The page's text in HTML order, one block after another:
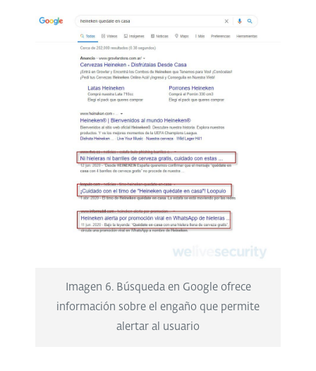
Imagen 6. Búsqueda en Google ofrece
información sobre el engaño que permite
alertar al usuario